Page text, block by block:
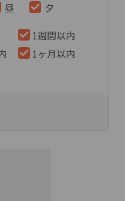
昼
夕
1週間以内
1ヶ月以内